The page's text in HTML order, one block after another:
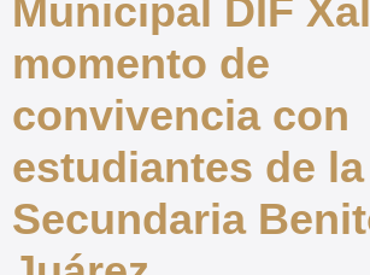
Municipal DIF
momento de
convivencia con
estudiantes de la
Secundaria